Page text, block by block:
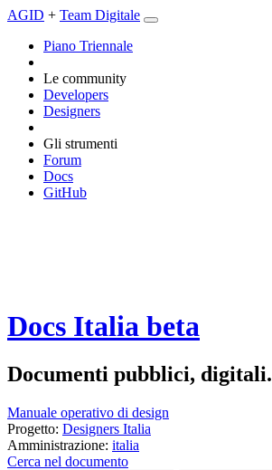
AGID + Team Digitale
Piano Triennale
Le community
Developers
Designers
Gli strumenti
Forum
Docs
GitHub
Docs Italia beta
Documenti pubblici, digitali.
Manuale operativo di design
Progetto: Designers Italia
Amministrazione: italia
Cerca nel documento